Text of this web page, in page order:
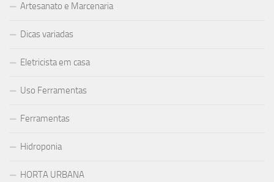
Artesanato e Marcenaria
Dicas variadas
Eletricista em casa
Uso Ferramentas
Ferramentas
Hidroponia
HORTA URBANA